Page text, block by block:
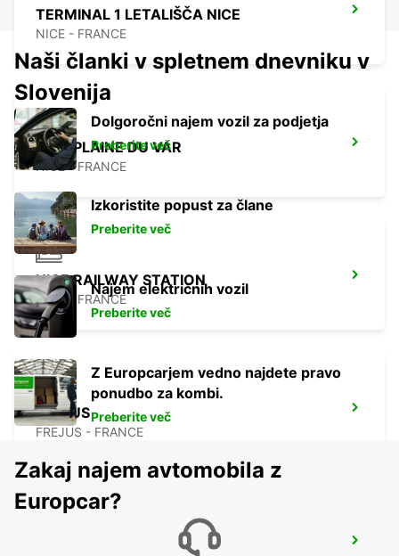
TERMINAL 1 LETALIŠČA NICE
NICE - FRANCE
NICE PLAINE DU VAR
NICE - FRANCE
NICE RAILWAY STATION
NICE - FRANCE
FREJUS
FREJUS - FRANCE
Naši članki v spletnem dnevniku v
Slovenija
Dolgoročni najem vozil za podjetja
Preberite več
Izkoristite popust za člane
Preberite več
Najem električnih vozil
Preberite več
Z Europcarjem vedno najdete pravo
ponudbo za kombi.
Preberite več
Zakaj najem avtomobila z
Europcar?